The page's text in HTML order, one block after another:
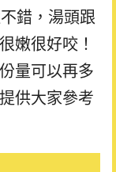
錯，湯頭跟
嫩很好咬！
量可以再多
供大家參考